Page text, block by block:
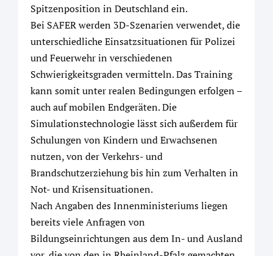
Spitzenposition in Deutschland ein.
Bei SAFER werden 3D-Szenarien verwendet, die
unterschiedliche Einsatzsituationen für Polizei
und Feuerwehr in verschiedenen
Schwierigkeitsgraden vermitteln. Das Training
kann somit unter realen Bedingungen erfolgen –
auch auf mobilen Endgeräten. Die
Simulationstechnologie lässt sich außerdem für
Schulungen von Kindern und Erwachsenen
nutzen, von der Verkehrs- und
Brandschutzerziehung bis hin zum Verhalten in
Not- und Krisensituationen.
Nach Angaben des Innenministeriums liegen
bereits viele Anfragen von
Bildungseinrichtungen aus dem In- und Ausland